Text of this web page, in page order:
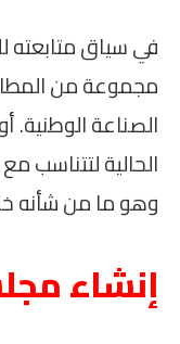
في سياق متابعته
مجموعة من
الصناعة الوطنية.
الحالية لتتناسب
وهو ما من شأنه
إنشاء